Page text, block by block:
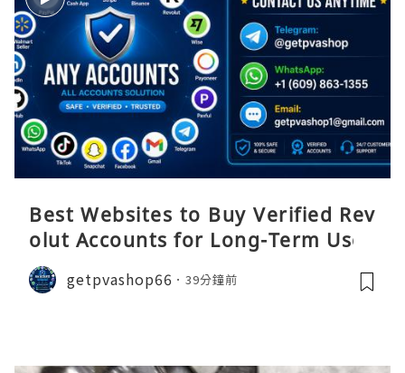
Best Websites to Buy Verified Rev
olut Accounts for Long-Term Use
getpvashop66 39分鐘前